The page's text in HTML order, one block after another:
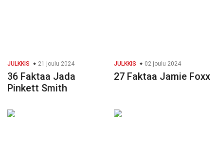
JULKKIS 21 joulu 2024
36 Faktaa Jada
Pinkett Smith
JULKKIS 02 joulu 2024
27 Faktaa Jamie Foxx